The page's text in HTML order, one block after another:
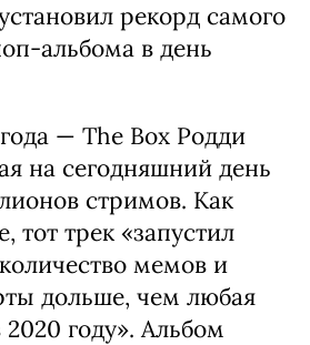
рекорд самого
альбома в день
— The Box Родди
на сегодняшний день
стримов. Как
тот трек «запустил
мемов и
дольше, чем любая
2020 году». Альбом